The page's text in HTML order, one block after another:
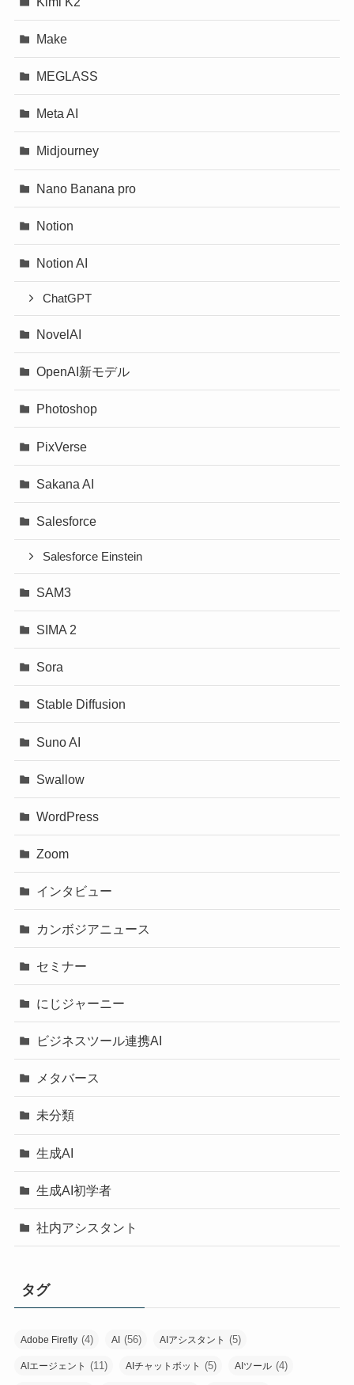
Make
MEGLASS
Meta AI
Midjourney
Nano Banana pro
Notion
Notion AI
ChatGPT
NovelAI
OpenAI新モデル
Photoshop
PixVerse
Sakana AI
Salesforce
Salesforce Einstein
SAM3
SIMA 2
Sora
Stable Diffusion
Suno AI
Swallow
WordPress
Zoom
インタビュー
カンボジアニュース
セミナー
にじジャーニー
ビジネスツール連携AI
メタバース
未分類
生成AI
生成AI初学者
社内アシスタント
タグ
Adobe Firefly (4) AI (56) AIアシスタント (5)
AIエージェント (11) AIチャットボット (5) AIツール (4)